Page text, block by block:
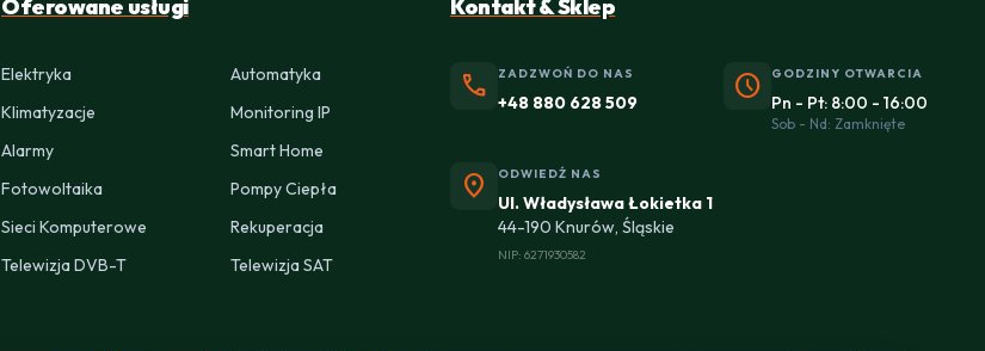
Oferowane usługi
Elektryka
Automatyka
Klimatyzacje
Monitoring IP
Alarmy
Smart Home
Fotowoltaika
Pompy Ciepła
Sieci Komputerowe
Rekuperacja
Telewizja DVB-T
Telewizja SAT
Kontakt & Sklep
phone ZADZWOŃ DO NAS
+48 880 628 509 schedule GODZINY OTWARCIA
Pn - Pt: 8:00 - 16:00
Sob - Nd: Zamknięte
location_on ODWIEDŹ NAS
Ul. Władysława Łokietka 1
44-190 Knurów, Śląskie
NIP: 6271930582